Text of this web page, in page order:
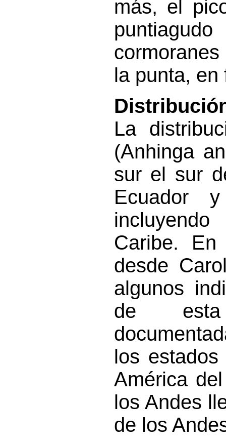
más, el
la punta, en
La
(Anhinga
sur el sur
Ecuador
Caribe.
desde
algunos
de esta
los
América
los Andes
de los